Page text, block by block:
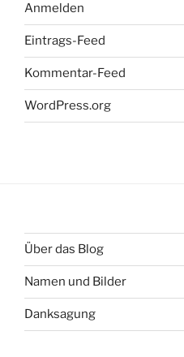
Anmelden
Eintrags-Feed
Kommentar-Feed
WordPress.org
Über das Blog
Namen und Bilder
Danksagung